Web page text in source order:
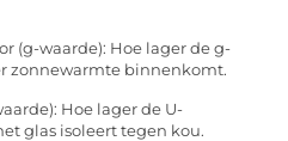
(g-waarde): Hoe lager de g-
zonnewarmte binnenkomt.
Hoe lager de U-
glas isoleert tegen kou.